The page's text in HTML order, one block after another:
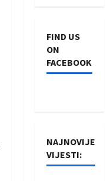
FIND US
ON
FACEBOOK
NAJNOVIJE
VIJESTI: